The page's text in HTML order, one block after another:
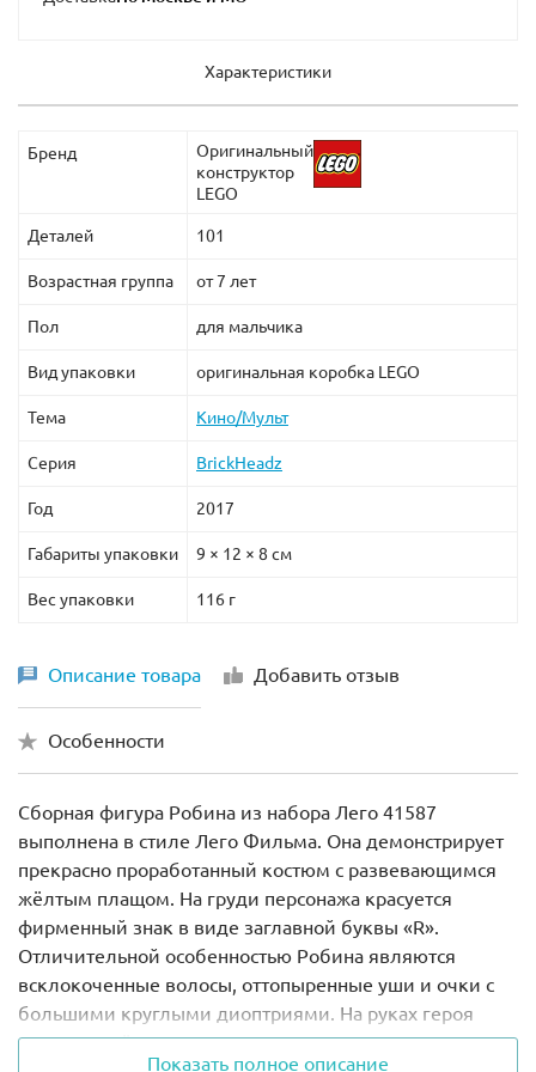
Характеристики
Бренд
Оригинальный
конструктор
LEGO
Деталей 101
Возрастная группа от 7 лет
Пол для мальчика
Вид упаковки оригинальная коробка LEGO
Тема Кино/Мульт
Серия BrickHeadz
Год 2017
Габариты упаковки 9 × 12 × 8 см
Вес упаковки 116 г
Описание товара Добавить отзыв
Особенности
Сборная фигура Робина из набора Лего 41587
выполнена в стиле Лего Фильма. Она демонстрирует
прекрасно проработанный костюм с развевающимся
жёлтым плащом. На груди персонажа красуется
фирменный знак в виде заглавной буквы «R».
Отличительной особенностью Робина являются
всклокоченные волосы, оттопыренные уши и очки с
большими круглыми диоптриями. На руках героя
надеты зелёные перчатки, а на ногах – ярко-красные
Показать полное описание